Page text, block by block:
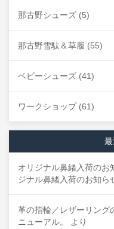
那古野シューズ (5)
那古野雪駄＆草履 (55)
ベビーシューズ (41)
ワークショップ(61)
オリジナル鼻緒入荷のお
ジナル鼻緒入荷のお知ら
革の指輪／レザーリング
ニューアル。
より